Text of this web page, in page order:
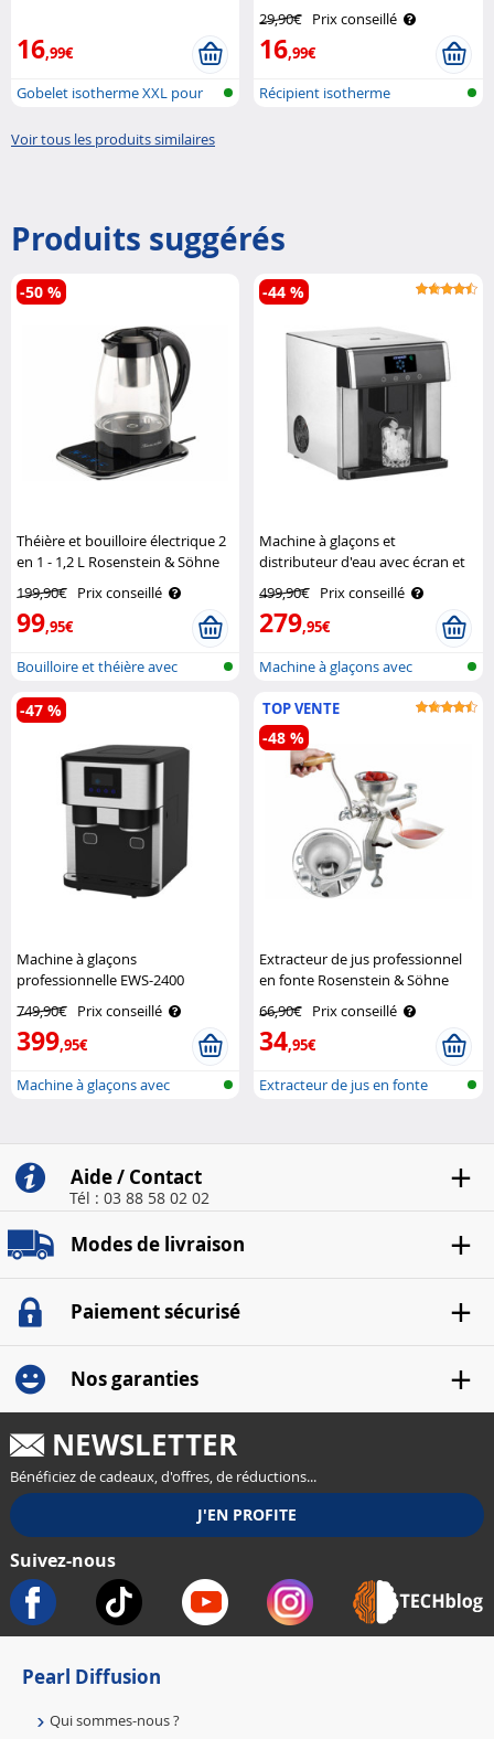
16,99€
Gobelet isotherme XXL pour
29,90€ Prix conseillé
16,99€
Récipient isotherme
Voir tous les produits similaires
Produits suggérés
Théière et bouilloire électrique 2
en 1 - 1,2 L Rosenstein & Söhne
199,90€ Prix conseillé
99,95€
-50 %
Bouilloire et théière avec
sélectio..
Machine à glaçons et
distributeur d'eau avec écran et
boîtier en acier inoxydable EWS-
2350 Rosenstein & Söhne
499,90€ Prix conseillé
279,95€
-44 %
Machine à glaçons avec
Machine à glaçons
professionnelle EWS-2400
749,90€ Prix conseillé
399,95€
-47 %
Machine à glaçons avec
TOP VENTE
Extracteur de jus professionnel
en fonte Rosenstein & Söhne
66,90€ Prix conseillé
34,95€
-48 %
Extracteur de jus en fonte
Aide / Contact
Tél : 03 88 58 02 02
Modes de livraison
Paiement sécurisé
Nos garanties
NEWSLETTER
Bénéficiez de cadeaux, d'offres, de réductions...
Suivez-nous
Pearl Diffusion
Qui sommes-nous ?